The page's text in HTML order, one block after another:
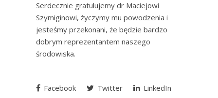
Serdecznie gratulujemy dr Maciejowi
Szymiginowi, życzymy mu powodzenia i
jesteśmy przekonani, że będzie bardzo
dobrym reprezentantem naszego
środowiska.
Facebook Twitter
LinkedIn